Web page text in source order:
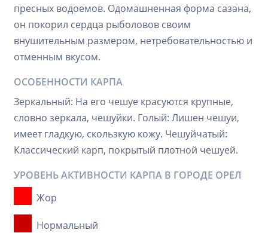
пресных водоемов. Одомашненная форма сазана,
он покорил сердца рыболовов своим
внушительным размером, нетребовательностью и
отменным вкусом.
ОСОБЕННОСТИ КАРПА
Зеркальный: На его чешуе красуются крупные,
словно зеркала, чешуйки. Голый: Лишен чешуи,
имеет гладкую, скользкую кожу. Чешуйчатый:
Классический карп, покрытый плотной чешуей.
УРОВЕНЬ АКТИВНОСТИ КАРПА В ГОРОДЕ ОРЕЛ
Жор
Нормальный